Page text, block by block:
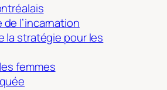
l’incarnation
la stratégie pour les
femmes